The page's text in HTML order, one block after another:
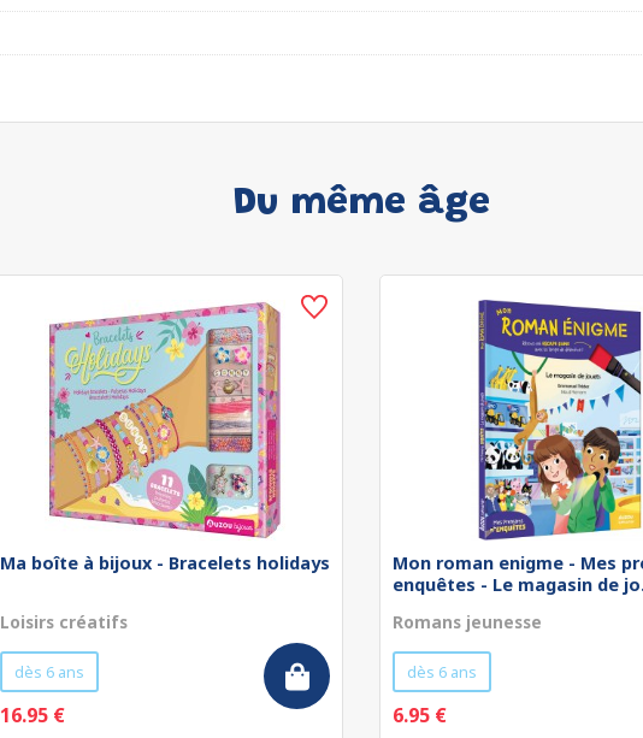
Du même âge
Ma boîte à bijoux - Bracelets holidays
Loisirs créatifs
dès 6 ans
16.95 €
Mon roman enigme - Mes
enquêtes - Le magasin de
Romans jeunesse
dès 6 ans
6.95 €